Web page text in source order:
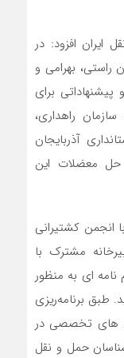
افزود: در
راستی، بهرامی و
برای
راهداری،
آذربایجان
حل معضلات این
انجمن کشتیرانی
مشترک با
نامه ای به منظور
طبق برنامه‌ریزی
های تخصصی در
حمل و نقل